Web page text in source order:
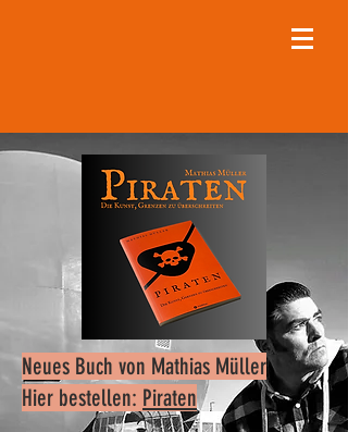
Neues Buch von Mathias Müller
Hier bestellen: Piraten